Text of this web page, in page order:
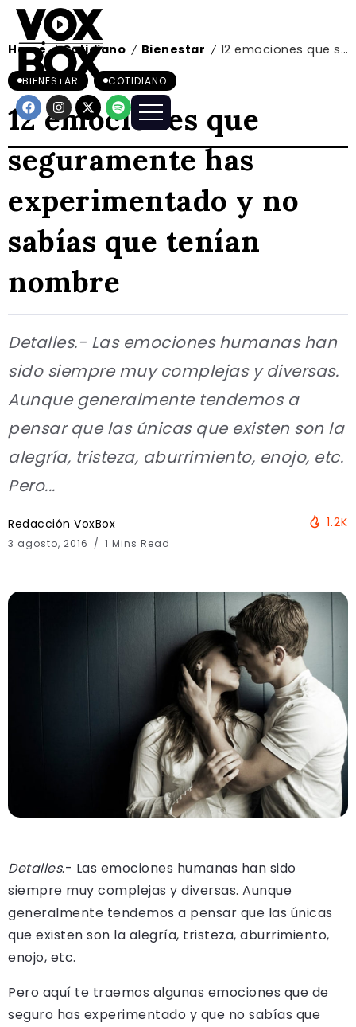
Home / Cotidiano / Bienestar / 12 emociones que seguramente has experimentado y no sabías que tenían nombre
BIENESTAR COTIDIANO
12 emociones que
seguramente has
experimentado y no
sabías que tenían
nombre
Detalles.- Las emociones humanas han
sido siempre muy complejas y diversas.
Aunque generalmente tendemos a
pensar que las únicas que existen son la
alegría, tristeza, aburrimiento, enojo, etc.
Pero...
Redacción VoxBox
3 agosto, 2016 1 Mins Read
1.2K
Detalles.- Las emociones humanas han sido
siempre muy complejas y diversas. Aunque
generalmente tendemos a pensar que las únicas
que existen son la alegría, tristeza, aburrimiento,
enojo, etc.
Pero aquí te traemos algunas emociones que de
seguro has experimentado y que no sabías que